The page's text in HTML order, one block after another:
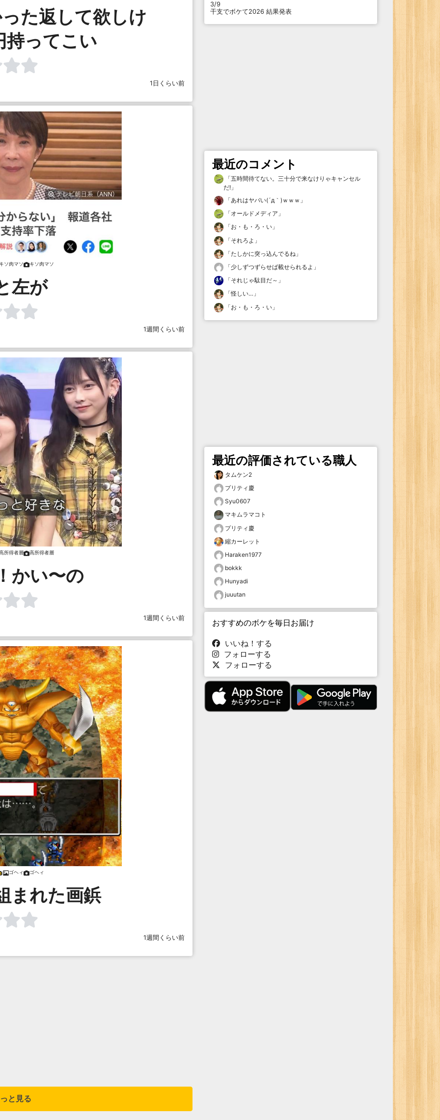
た返して欲しけ
持ってこい
1日くらい前
ソ肉マソ キソ肉マソ
左が
1週間くらい前
所得者層 高所得者層
かい〜の
1週間くらい前
ゴヘィ ゴヘィ
まれた画鋲
1週間くらい前
と見る
3/9
干支でボケて2026 結果発表
最近のコメント
「五時間待てない。三十分で来なけりゃキャンセル
だ! 」
「あれはヤバい(´д｀)ｗｗｗ 」
「オールドメディア 」
「お・も・ろ・い 」
「それろよ 」
「たしかに突っ込んでるね 」
「少しずつずらせば載せられるよ 」
「それじゃ駄目だ～ 」
「怪しい… 」
「お・も・ろ・い 」
最近の評価されている職人
タムケン2
プリティ慶
Syu0607
マキムラマコト
プリティ慶
縮カーレット
Haraken1977
bokkk
Hunyadi
juuutan
おすすめのボケを毎日お届け
いいね！する
フォローする
フォローする